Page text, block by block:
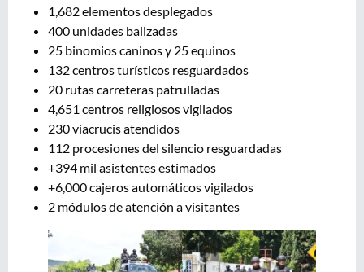
1,682 elementos desplegados
400 unidades balizadas
25 binomios caninos y 25 equinos
132 centros turísticos resguardados
20 rutas carreteras patrulladas
4,651 centros religiosos vigilados
230 viacrucis atendidos
112 procesiones del silencio resguardadas
+394 mil asistentes estimados
+6,000 cajeros automáticos vigilados
2 módulos de atención a visitantes